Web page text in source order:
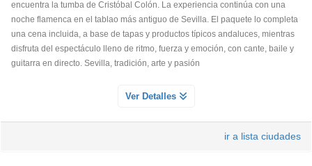
encuentra la tumba de Cristóbal Colón. La experiencia continúa con una
noche flamenca en el tablao más antiguo de Sevilla. El paquete lo completa
una cena incluida, a base de tapas y productos típicos andaluces, mientras
disfruta del espectáculo lleno de ritmo, fuerza y emoción, con cante, baile y
guitarra en directo. Sevilla, tradición, arte y pasión
ARTISTICA DE SEVILLA VISITA GUIADA A SU CATEDRAL
UNESCO. Un gran obra realizada a través de varios siglos, considerada
Ver Detalles
ir a lista ciudades